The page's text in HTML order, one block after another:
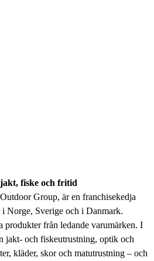
fiske och fritid
Group, är en franchisekedja
Norge, Sverige och i Danmark.
produkter från ledande varumärken. I
jakt- och fiskeutrustning, optik och
kläder, skor och matutrustning – och